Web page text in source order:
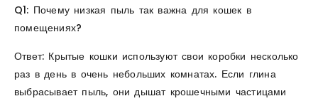
Q1: Почему низкая пыль так важна для кошек в
помещениях?
Ответ: Крытые кошки используют свои коробки несколько
раз в день в очень небольших комнатах. Если глина
выбрасывает пыль, они дышат крошечными частицами